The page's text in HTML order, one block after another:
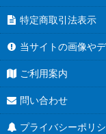
特定商取引法表示
当サイトの画像や
ご利用案内
問い合わせ
プライバシーポリ